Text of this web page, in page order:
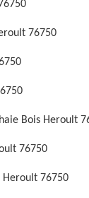
76750
Bois Heroult
76750
Heroult 76750